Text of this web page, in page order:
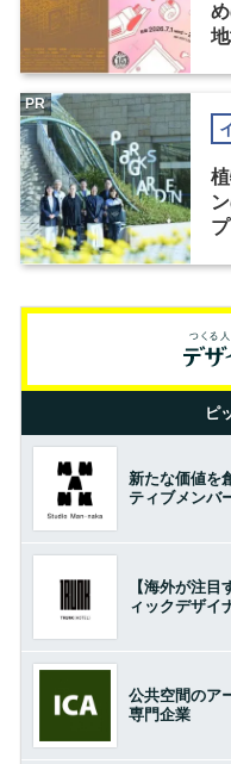
PR
ピ
新たな価値を
ティブメンバ
【海外が注
ィックデザイ
公共空間のア
専門企業